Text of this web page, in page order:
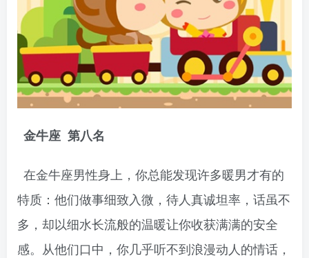
金牛座 第八名
在金牛座男性身上，你总能发现许多暖男才有的
特质：他们做事细致入微，待人真诚坦率，话虽不
多，却以细水长流般的温暖让你收获满满的安全
感。从他们口中，你几乎听不到浪漫动人的情话，